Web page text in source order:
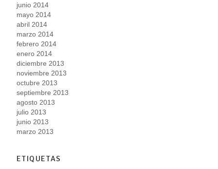
junio 2014
mayo 2014
abril 2014
marzo 2014
febrero 2014
enero 2014
diciembre 2013
noviembre 2013
octubre 2013
septiembre 2013
agosto 2013
julio 2013
junio 2013
marzo 2013
ETIQUETAS